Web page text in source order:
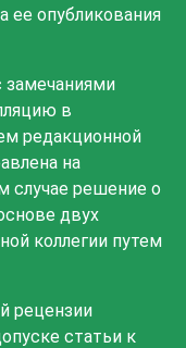
ее опубликования
замечаниями
в
редакционной
на
случае решение о
двух
коллегии путем
рецензии
статьи к